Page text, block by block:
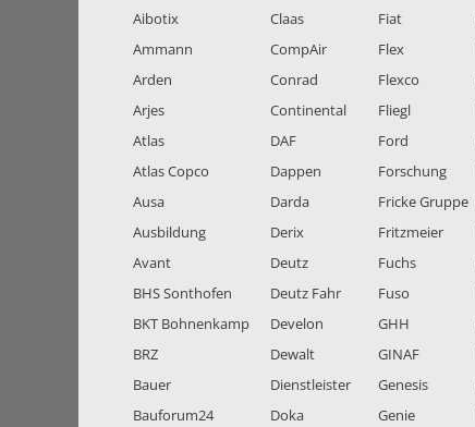
Aibotix
Ammann
Arden
Arjes
Atlas
Atlas Copco
Ausa
Ausbildung
Avant
BHS Sonthofen
BKT Bohnenkamp
BRZ
Bauer
Bauforum24
Claas
CompAir
Conrad
Continental
DAF
Dappen
Darda
Derix
Deutz
Deutz Fahr
Develon
Dewalt
Dienstleister
Doka
Fiat
Flex
Flexco
Fliegl
Ford
Forschung
Fricke Gruppe
Fritzmeier
Fuchs
Fuso
GHH
GINAF
Genesis
Genie